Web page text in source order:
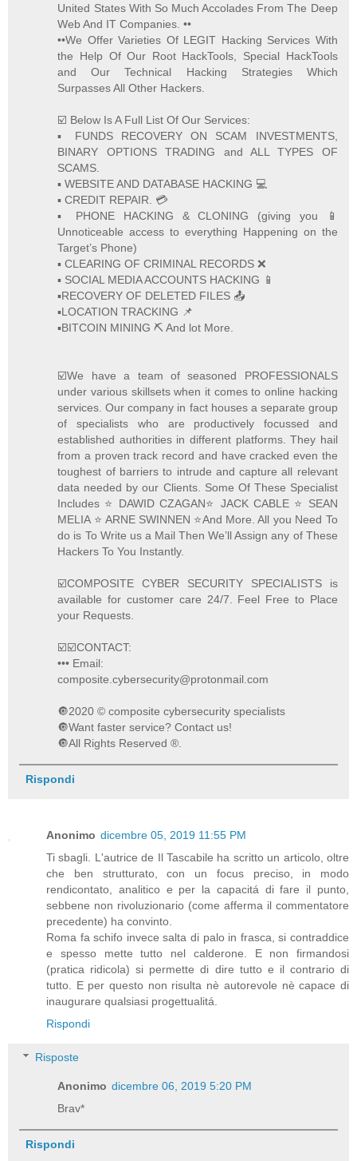
United States With So Much Accolades From The Deep
Web And IT Companies. ••
••We Offer Varieties Of LEGIT Hacking Services With
the Help Of Our Root HackTools, Special HackTools
and Our Technical Hacking Strategies Which
Surpasses All Other Hackers.
☑️ Below Is A Full List Of Our Services:
▪️ FUNDS RECOVERY ON SCAM INVESTMENTS,
BINARY OPTIONS TRADING and ALL TYPES OF
SCAMS.
▪️ WEBSITE AND DATABASE HACKING 💻
▪️ CREDIT REPAIR. 💳
▪️ PHONE HACKING & CLONING (giving you 📱
Unnoticeable access to everything Happening on the
Target’s Phone)
▪️ CLEARING OF CRIMINAL RECORDS ❌
▪️ SOCIAL MEDIA ACCOUNTS HACKING 📱
▪️RECOVERY OF DELETED FILES 📤
▪️LOCATION TRACKING 📌
▪️BITCOIN MINING ⛏ And lot More.
☑️We have a team of seasoned PROFESSIONALS
under various skillsets when it comes to online hacking
services. Our company in fact houses a separate group
of specialists who are productively focussed and
established authorities in different platforms. They hail
from a proven track record and have cracked even the
toughest of barriers to intrude and capture all relevant
data needed by our Clients. Some Of These Specialist
Includes ⭐️ DAWID CZAGAN⭐️ JACK CABLE ⭐️ SEAN
MELIA ⭐️ ARNE SWINNEN ⭐️And More. All you Need To
do is To Write us a Mail Then We’ll Assign any of These
Hackers To You Instantly.
☑️COMPOSITE CYBER SECURITY SPECIALISTS is
available for customer care 24/7. Feel Free to Place
your Requests.
☑️☑️CONTACT:
••• Email:
composite.cybersecurity@protonmail.com
🔘2020 © composite cybersecurity specialists
🔘Want faster service? Contact us!
🔘All Rights Reserved ®️.
Rispondi
Anonimo dicembre 05, 2019 11:55 PM
Ti sbagli. L'autrice de Il Tascabile ha scritto un articolo, oltre
che ben strutturato, con un focus preciso, in modo
rendicontato, analitico e per la capacitá di fare il punto,
sebbene non rivoluzionario (come afferma il commentatore
precedente) ha convinto.
Roma fa schifo invece salta di palo in frasca, si contraddice
e spesso mette tutto nel calderone. E non firmandosi
(pratica ridicola) si permette di dire tutto e il contrario di
tutto. E per questo non risulta nè autorevole nè capace di
inaugurare qualsiasi progettualitá.
Rispondi
Risposte
Anonimo dicembre 06, 2019 5:20 PM
Brav*
Rispondi